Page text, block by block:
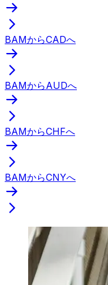
BAMからCADへ
BAMからAUDへ
BAMからCHFへ
BAMからCNYへ